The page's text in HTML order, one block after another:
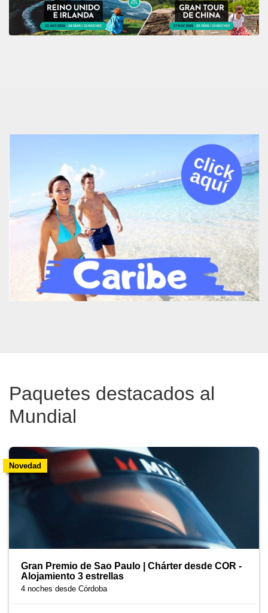
Paquetes destacados al
Mundial
Novedad
Gran Premio de Sao Paulo | Chárter desde COR -
Alojamiento 3 estrellas
4 noches desde Córdoba